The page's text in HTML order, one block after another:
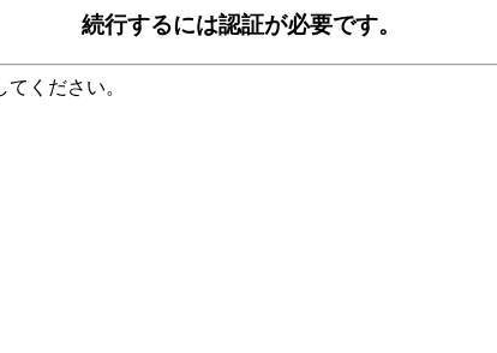
続行するには認証が必要です。
ください。